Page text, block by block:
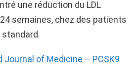
une réduction du LDL
semaines, chez des patients
Journal of Medicine – PCSK9